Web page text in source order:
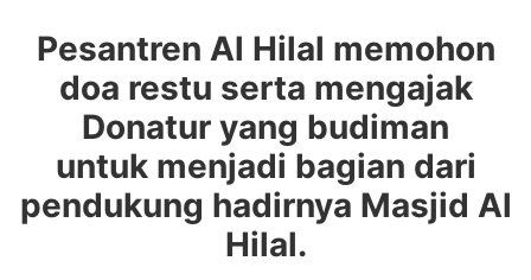
Pesantren Al Hilal memohon
doa restu serta mengajak
Donatur yang budiman
untuk menjadi bagian dari
pendukung hadirnya Masjid Al
Hilal.